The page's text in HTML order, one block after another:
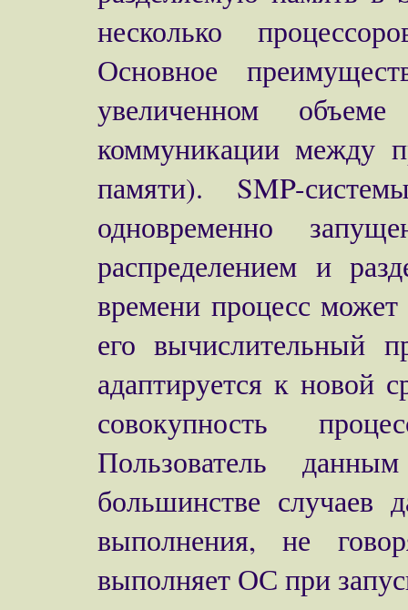
несколько
Основное
увеличенном
коммуникации между
памяти). SMP-
одновременно
распределением и
времени процесс
его вычислительный
адаптируется к новой
совокупность
Пользователь
большинстве случаев
выполнения, не
выполняет ОС при